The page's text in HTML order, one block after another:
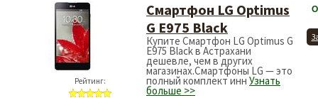
Рейтинг:
Смартфон LG Optimus
G E975 Black
Купите Смартфон LG Optimus G
E975 Black в Астрахани
дешевле, чем в других
магазинах.Смартфоны LG — это
полный комплект инн Узнать
больше >>